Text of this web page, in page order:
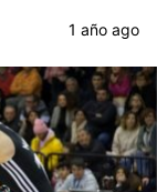
1 año ago